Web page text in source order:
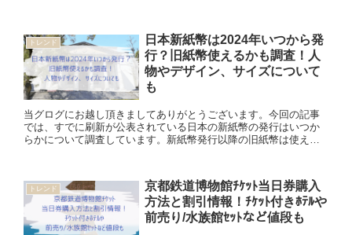
トレンド
日本新紙幣は2024年いつから発
行？旧紙幣使えるかも調査！人
物やデザイン、サイズについて
も
当グログにお越し頂きましてありがとうございます。今回の記事
では、すでに刷新が公表されている日本の新紙幣の発行はいつか
らかについて調査しています。新紙幣発行以降の旧紙幣は使える
トレンド
京都鉄道博物館ﾁｹｯﾄ当日券購入
方法と割引情報！ﾁｹｯﾄ付きﾎﾃﾙや
前売り/水族館ｾｯﾄなど値段も